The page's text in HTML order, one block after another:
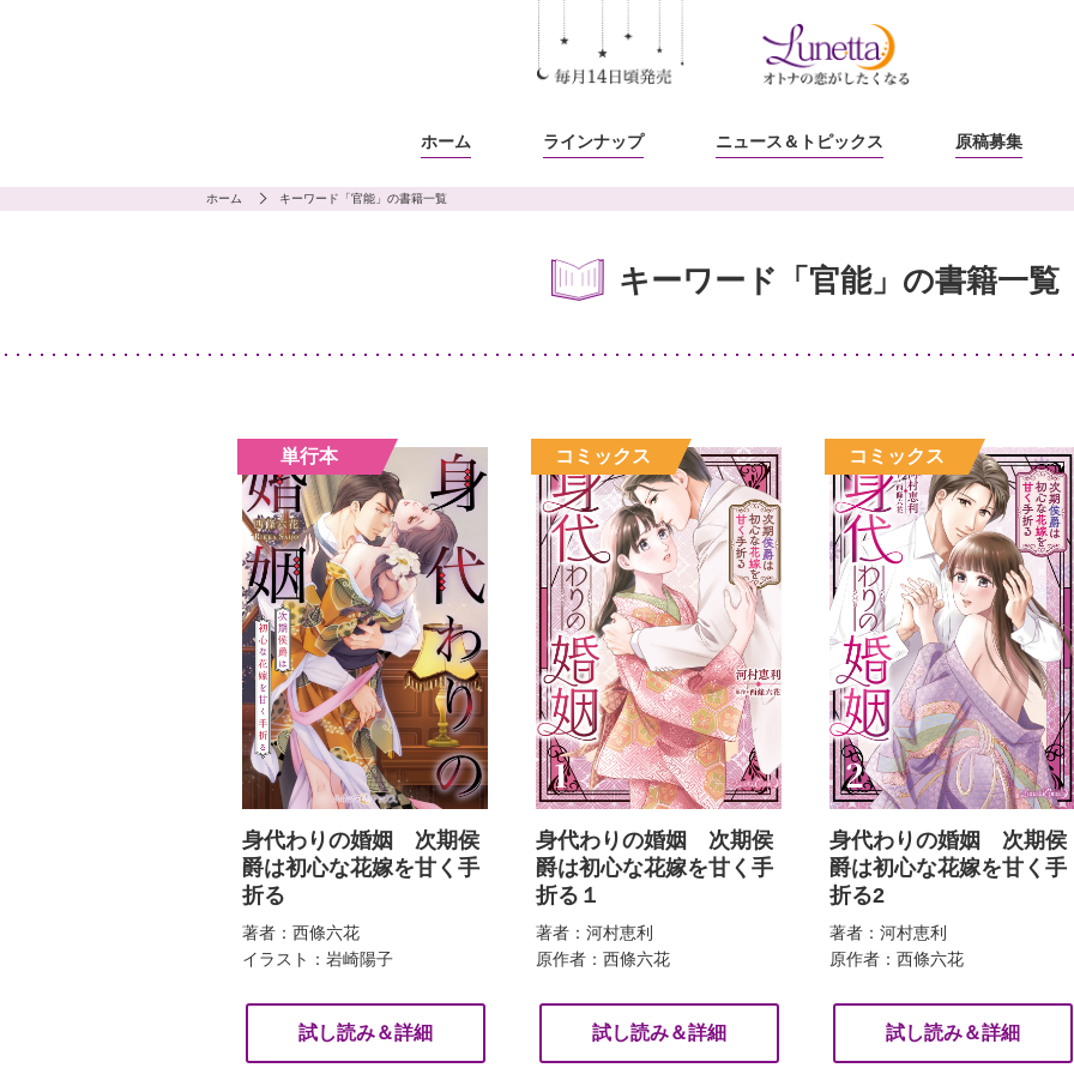
ホーム ラインナップ ニュース ＆トピックス 原稿募集
ホーム キーワード「官能」の書籍一覧
キーワード「官能」の書籍一覧
身代わりの婚姻 次期侯
爵は初心な花嫁を甘く手
折る
著者：西條六花
イラスト：岩崎陽子
試し読み＆詳細
身代わりの婚姻 次期侯
爵は初心な花嫁を甘く手
折る１
著者：河村恵利
原作者：西條六花
試し読み＆詳細
身代わりの婚姻 次期侯
爵は初心な花嫁を甘く手
折る2
著者：河村恵利
原作者：西條六花
試し読み＆詳細